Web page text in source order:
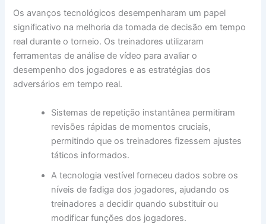
Os avanços tecnológicos desempenharam um papel
significativo na melhoria da tomada de decisão em tempo
real durante o torneio. Os treinadores utilizaram
ferramentas de análise de vídeo para avaliar o
desempenho dos jogadores e as estratégias dos
adversários em tempo real.
Sistemas de repetição instantânea permitiram
revisões rápidas de momentos cruciais,
permitindo que os treinadores fizessem ajustes
táticos informados.
A tecnologia vestível forneceu dados sobre os
níveis de fadiga dos jogadores, ajudando os
treinadores a decidir quando substituir ou
modificar funções dos jogadores.